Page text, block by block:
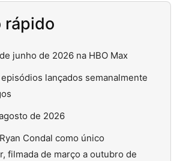
rápido
junho de 2026 na HBO Max
lançados semanalmente
de 2026
Condal como único
filmada de março a outubro de